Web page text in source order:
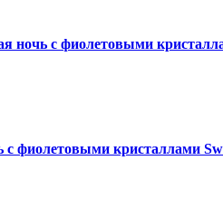
ночь с фиолетовыми
с фиолетовыми кристаллами